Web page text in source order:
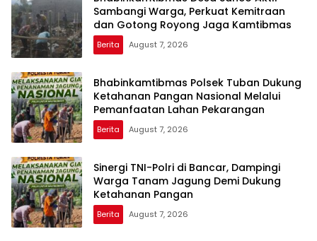
Sambangi Warga, Perkuat Kemitraan
dan Gotong Royong Jaga Kamtibmas
Berita August 7, 2026
Bhabinkamtibmas Polsek Tuban Dukung
Ketahanan Pangan Nasional Melalui
Pemanfaatan Lahan Pekarangan
Berita August 7, 2026
Sinergi TNI-Polri di Bancar, Dampingi
Warga Tanam Jagung Demi Dukung
Ketahanan Pangan
Berita August 7, 2026